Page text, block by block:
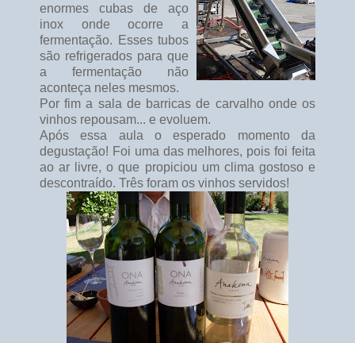
enormes cubas de aço
inox onde ocorre a
fermentação. Esses tubos
são refrigerados para que
a fermentação não
aconteça neles mesmos.
Por fim a sala de barricas de carvalho onde os
vinhos repousam... e evoluem.
Após essa aula o esperado momento da
degustação! Foi uma das melhores, pois foi feita
ao ar livre, o que propiciou um clima gostoso e
descontraído. Três foram os vinhos servidos!